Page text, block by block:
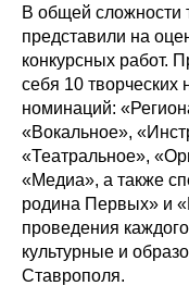
В общей сложности
представили на
конкурсных работ.
себя 10
номинаций:
«Вокальное»,
«Театральное»,
«Медиа», а также
родина Первых» и
проведения
культурные и
Ставрополя.